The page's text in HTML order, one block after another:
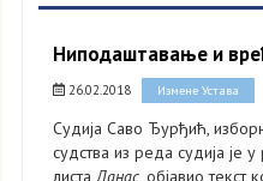
Ниподаштавање и
26.02.2018 Измене Устава
Судија Саво Ђурђић,
судства из реда судија је
листа Данас, објавио текст